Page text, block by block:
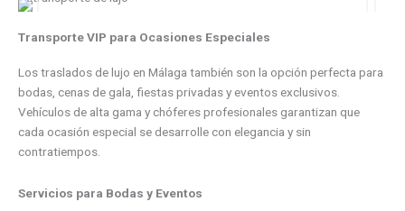
Transporte VIP para Ocasiones Especiales
Los traslados de lujo en Málaga también son la opción perfecta para
bodas, cenas de gala, fiestas privadas y eventos exclusivos.
Vehículos de alta gama y chóferes profesionales garantizan que
cada ocasión especial se desarrolle con elegancia y sin
contratiempos.
Servicios para Bodas y Eventos